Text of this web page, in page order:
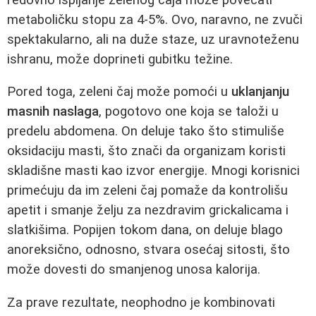
metaboličku stopu za 4-5%. Ovo, naravno, ne zvuči
spektakularno, ali na duže staze, uz uravnoteženu
ishranu, može doprineti gubitku težine.
Pored toga, zeleni čaj može pomoći u uklanjanju
masnih naslaga, pogotovo one koja se taloži u
predelu abdomena. On deluje tako što stimuliše
oksidaciju masti, što znači da organizam koristi
skladišne masti kao izvor energije. Mnogi korisnici
primećuju da im zeleni čaj pomaže da kontrolišu
apetit i smanje želju za nezdravim grickalicama i
slatkišima. Popijen tokom dana, on deluje blago
anoreksično, odnosno, stvara osećaj sitosti, što
može dovesti do smanjenog unosa kalorija.
Za prave rezultate, neophodno je kombinovati